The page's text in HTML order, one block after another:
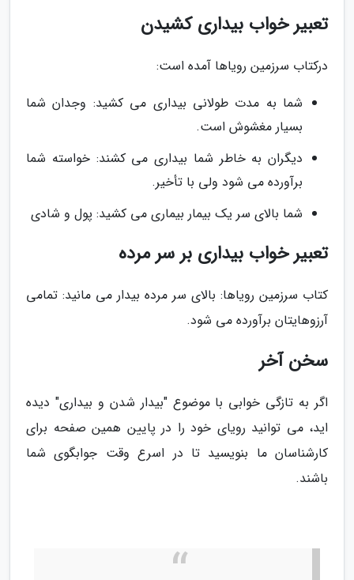
تعبیر خواب بیداری کشیدن
درکتاب سرزمین رویاها آمده است:
شما به مدت طولانی بیداری می کشید: وجدان شما
بسیار مغشوش است.
دیگران به خاطر شما بیداری می کشند: خواسته شما
برآورده می شود ولی با تأخیر.
شما بالای سر یک بیمار بیماری می کشید: پول و شادی
تعبیر خواب بیداری بر سر مرده
کتاب سرزمین رویاها: بالای سر مرده بیدار می مانید: تمامی
آرزوهایتان برآورده می شود.
سخن آخر
اگر به تازگی خوابی با موضوع "بیدار شدن و بیداری" دیده
اید، می توانید رویای خود را در پایین همین صفحه برای
کارشناسان ما بنویسید تا در اسرع وقت جوابگوی شما
باشند.